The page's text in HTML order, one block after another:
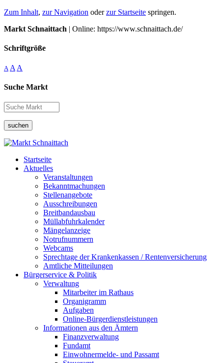
Zum Inhalt, zur Navigation oderzur Startseite springen.
Markt Schnaittach | Online: https://www.schnaittach.de/
Schriftgröße
A A A
Suche Markt
suchen
Startseite
Aktuelles
Veranstaltungen
Bekanntmachungen
Stellenangebote
Ausschreibungen
Breitbandausbau
Müllabfuhrkalender
Mängelanzeige
Notrufnummern
Webcams
Sprechtage der Krankenkassen / Rentenversicherung
Amtliche Mitteilungen
Bürgerservice & Politik
Verwaltung
Mitarbeiter im Rathaus
Organigramm
Aufgaben
Online-Bürgerdienstleistungen
Informationen aus den Ämtern
Finanzverwaltung
Fundamt
Einwohnermelde- und Passamt